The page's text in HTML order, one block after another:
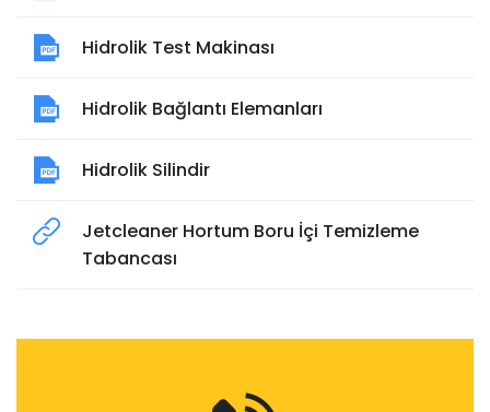
Hidrolik Test Makinası
Hidrolik Bağlantı Elemanları
Hidrolik Silindir
Jetcleaner Hortum Boru İçi Temizleme
Tabancası